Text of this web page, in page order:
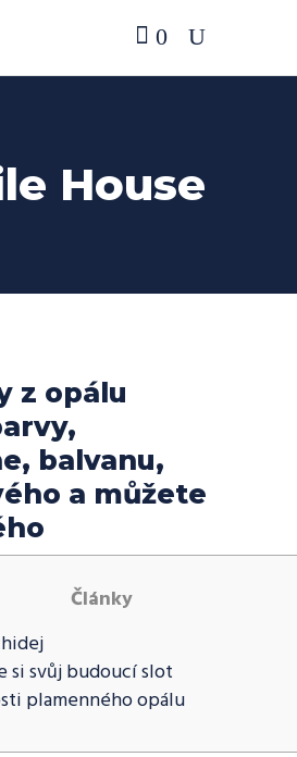
0
House
z opálu
balvanu,
a můžete
Články
si svůj budoucí slot
plamenného opálu